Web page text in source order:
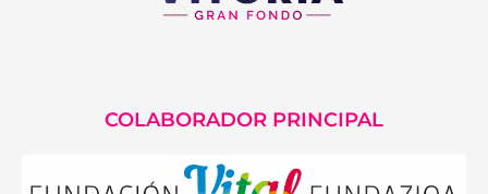
COLABORADOR PRINCIPAL